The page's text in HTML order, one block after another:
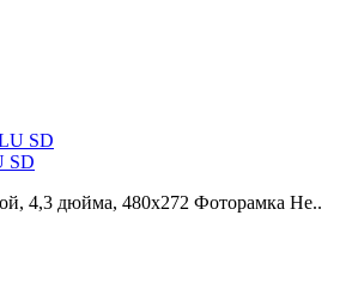
SD
4,3 дюйма, 480x272 Фоторамка Не..